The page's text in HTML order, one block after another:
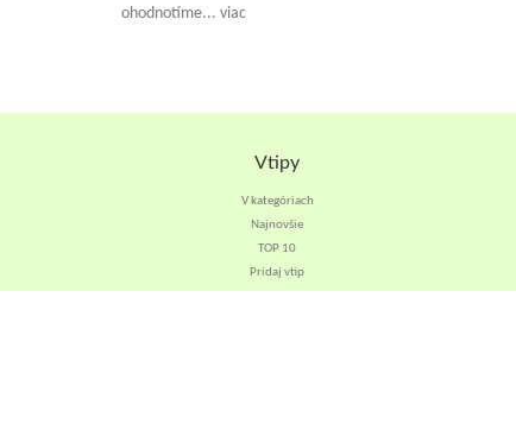
ohodnotíme... viac
Vtipy
V kategóriach
Najnovšie
TOP 10
Pridaj vtip